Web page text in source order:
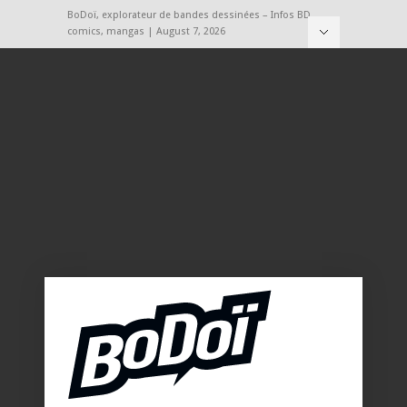
BoDoï, explorateur de bandes dessinées – Infos BD,
comics, mangas | August 7, 2026